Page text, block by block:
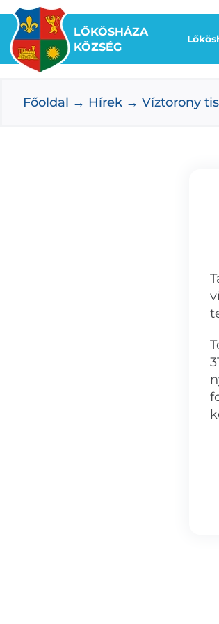
Kihagyás
LŐKÖSHÁZA
KÖZSÉG
Főoldal Hírek Víztorony